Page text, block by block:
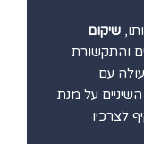
שיקום
והתקשורת
עם
על מנת
לצרכיו